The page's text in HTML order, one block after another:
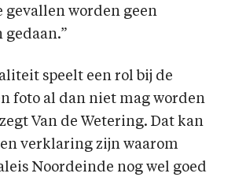
gevallen worden geen
speelt een rol bij de
foto al dan niet mag worden
Van de Wetering. Dat kan
verklaring zijn waarom
Noordeinde nog wel goed